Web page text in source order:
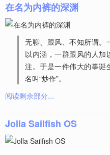
在名为内裤的深渊
无聊、跟风、不知所谓。
以内涵，一群跟风的人
注。于是一件伟大的事诞
名叫“炒作”。
阅读剩余部分...
Jolla Sailfish OS